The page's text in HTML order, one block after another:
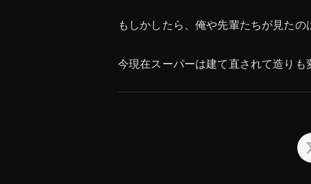
もしかしたら、俺や先輩たちが見たの
今現在スーパーは建て直されて造りも